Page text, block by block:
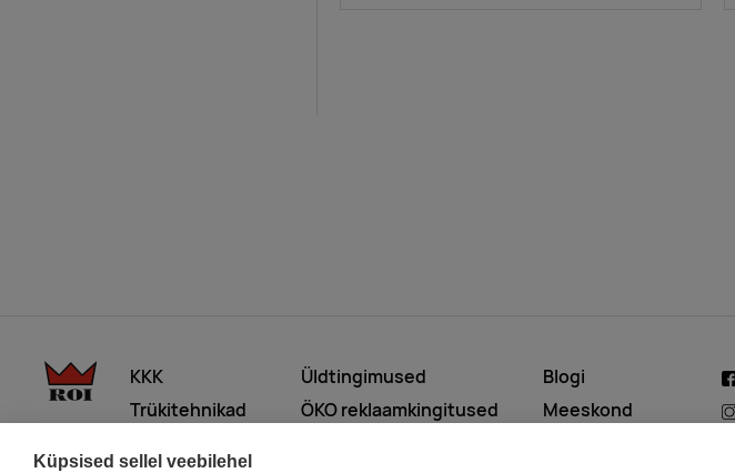
Küpsised sellel veebilehel
KKK
Trükitehnikad
Üldtingimused
ÖKO reklaamkingitused
Blogi
Meeskond